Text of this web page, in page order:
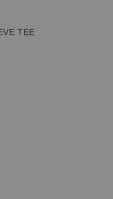
TEE